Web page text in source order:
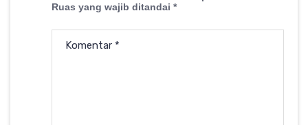
Ruas yang wajib ditandai *
Komentar *